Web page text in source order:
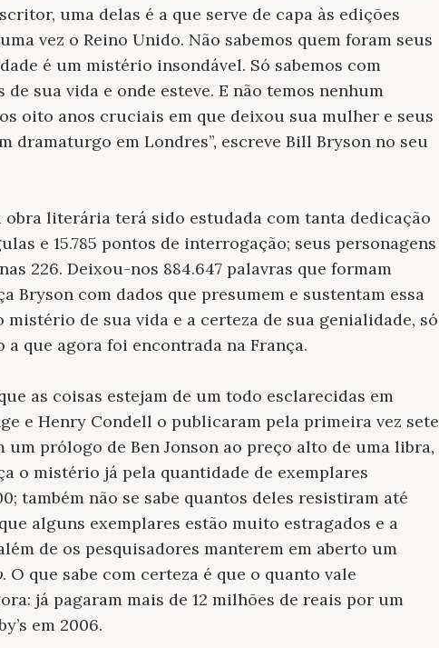
uma delas é a que serve de capa às edições
vez o Reino Unido. Não sabemos quem foram seus
é um mistério insondável. Só sabemos com
sua vida e onde esteve. E não temos nenhum
oito anos cruciais em que deixou sua mulher e seus
em Londres”, escreve Bill Bryson no seu
obra literária terá sido estudada com tanta dedicação
e 15.785 pontos de interrogação; seus personagens
226. Deixou-nos 884.647 palavras que formam
Bryson com dados que presumem e sustentam essa
mistério de sua vida e a certeza de sua genialidade, só
que agora foi encontrada na França.
as coisas estejam de um todo esclarecidas em
e Henry Condell o publicaram pela primeira vez sete
um prólogo de Ben Jonson ao preço alto de uma libra,
o mistério já pela quantidade de exemplares
também não se sabe quantos deles resistiram até
alguns exemplares estão muito estragados e a
de os pesquisadores manterem em aberto um
. O que sabe com certeza é que o quanto vale
já pagaram mais de 12 milhões de reais por um
em 2006.